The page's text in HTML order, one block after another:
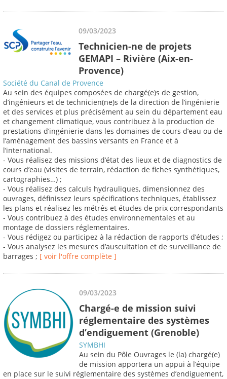
09/03/2023
Technicien-ne de projets
GEMAPI – Rivière (Aix-en-
Provence)
Société du Canal de Provence
Au sein des équipes composées de chargé(e)s de gestion,
d’ingénieurs et de technicien(ne)s de la direction de l’ingénierie
et des services et plus précisément au sein du département eau
et changement climatique, vous contribuez à la production de
prestations d’ingénierie dans les domaines de cours d’eau ou de
l’aménagement des bassins versants en France et à
l’international.
- Vous réalisez des missions d’état des lieux et de diagnostics de
cours d’eau (visites de terrain, rédaction de fiches synthétiques,
cartographies…) ;
- Vous réalisez des calculs hydrauliques, dimensionnez des
ouvrages, définissez leurs spécifications techniques, établissez
les plans et réalisez les métrés et études de prix correspondants
- Vous contribuez à des études environnementales et au
montage de dossiers réglementaires.
- Vous rédigez ou participez à la rédaction de rapports d’études ;
- Vous analysez les mesures d’auscultation et de surveillance de
barrages ; [ voir l'offre complète ]
09/03/2023
Chargé-e de mission suivi
réglementaire des systèmes
d’endiguement (Grenoble)
SYMBHI
Au sein du Pôle Ouvrages le (la) chargé(e)
de mission apportera un appui à l’équipe
en place sur le suivi réglementaire des systèmes d’endiguement,